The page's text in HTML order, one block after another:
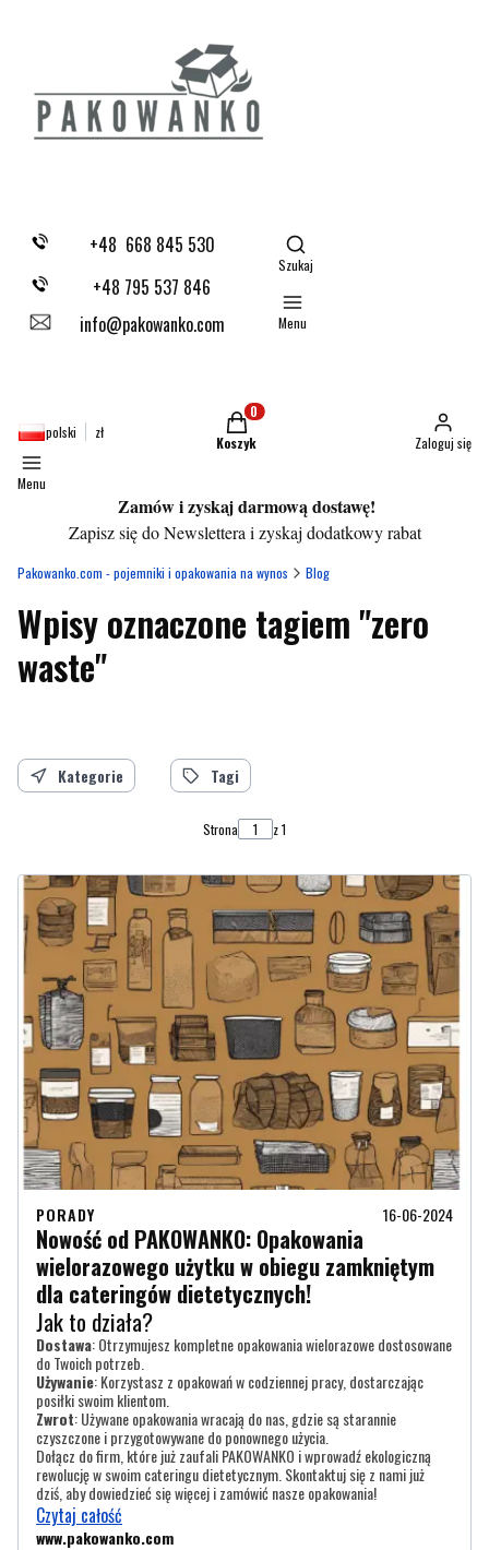
+48 668 845 530
+48 795 537 846
info@pakowanko.com
Otwórz wyszukiwarkę
Szukaj
Menu
polski zł Produkty w koszyku: 0. Zobacz szczegóły
Koszyk Zaloguj się
Menu
Zamów i zyskaj darmową dostawę!
Zapisz się do Newslettera i zyskaj dodatkowy rabat
Pakowanko.com - pojemniki i opakowania na wynos Blog
Wpisy oznaczone tagiem "zero
waste"
Kategorie Tagi
Strona z 1
PORADY 16-06-2024
Nowość od PAKOWANKO: Opakowania
wielorazowego użytku w obiegu zamkniętym
dla cateringów dietetycznych!
Jak to działa?
Dostawa: Otrzymujesz kompletne opakowania wielorazowe dostosowane
do Twoich potrzeb.
Używanie: Korzystasz z opakowań w codziennej pracy, dostarczając
posiłki swoim klientom.
Zwrot: Używane opakowania wracają do nas, gdzie są starannie
czyszczone i przygotowywane do ponownego użycia.
Dołącz do firm, które już zaufali PAKOWANKO i wprowadź ekologiczną
rewolucję w swoim cateringu dietetycznym. Skontaktuj się z nami już
dziś, aby dowiedzieć się więcej i zamówić nasze opakowania!
Czytaj całość
www.pakowanko.com